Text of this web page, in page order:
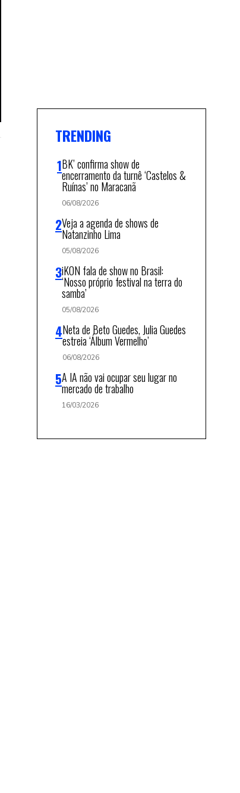
TRENDING
BK’ confirma show de
encerramento da turnê ‘Castelos &
Ruínas’ no Maracanã
06/08/2026
Veja a agenda de shows de
Natanzinho Lima
05/08/2026
iKON fala de show no Brasil:
‘Nosso próprio festival na terra do
samba’
05/08/2026
Neta de Beto Guedes, Julia Guedes
estreia ‘Álbum Vermelho’
06/08/2026
A IA não vai ocupar seu lugar no
mercado de trabalho
16/03/2026